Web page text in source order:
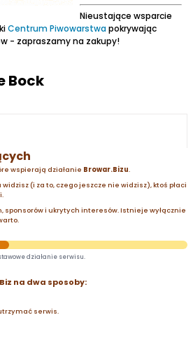
Nieustające wsparcie
Centrum Piwowarstwapokrywając
- zapraszamy na zakupy!
Bock
wspierają działanie Browar.Bizu.
(i za to, czego jeszcze nie widzisz), ktoś płaci
sponsorów i ukrytych interesów. Istnieje wyłącznie
działanie serwisu.
na dwa sposoby:
serwis.